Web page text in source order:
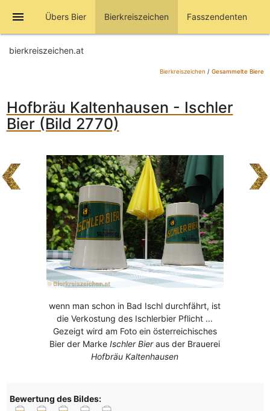
menu Übers Bier Bierkreiszeichen Fasszendenten
bierkreiszeichen.at
Bierkreiszeichen / Gesammelte Biere
Hofbräu Kaltenhausen - Ischler
Bier (Bild 2770)
wenn man schon in Bad Ischl durchfährt, ist
die Verkostung des Ischlerbier Pflicht ...
Gezeigt wird am Foto ein österreichisches
Bier der MarkeIschler Bieraus der Brauerei
Hofbräu Kaltenhausen
Bewertung des Bildes: